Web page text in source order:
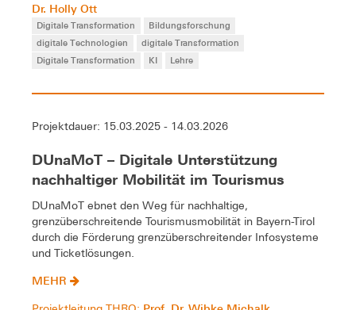
Dr. Holly Ott
Digitale Transformation
Bildungsforschung
digitale Technologien
digitale Transformation
Digitale Transformation
KI Lehre
Projektdauer: 15.03.2025 - 14.03.2026
DUnaMoT – Digitale Unterstützung
nachhaltiger Mobilität im Tourismus
DUnaMoT ebnet den Weg für nachhaltige,
grenzüberschreitende Tourismusmobilität in Bayern-Tirol
durch die Förderung grenzüberschreitender Infosysteme
und Ticketlösungen.
MEHR